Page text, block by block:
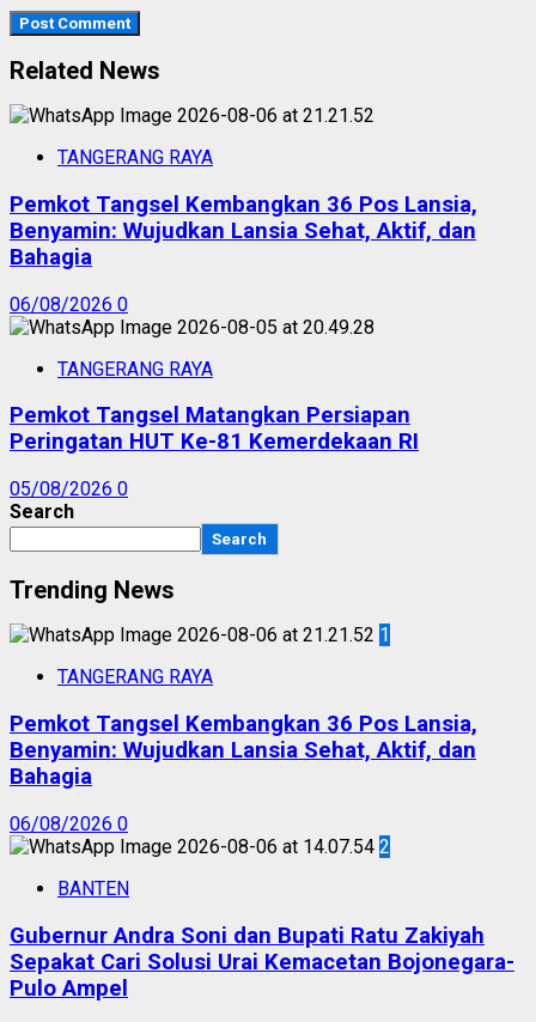
Related News
TANGERANG RAYA
Pemkot Tangsel Kembangkan 36 Pos Lansia,
Benyamin: Wujudkan Lansia Sehat, Aktif, dan
Bahagia
06/08/2026 0
TANGERANG RAYA
Pemkot Tangsel Matangkan Persiapan
Peringatan HUT Ke-81 Kemerdekaan RI
05/08/2026 0
Search
Search
Trending News
1
TANGERANG RAYA
Pemkot Tangsel Kembangkan 36 Pos Lansia,
Benyamin: Wujudkan Lansia Sehat, Aktif, dan
Bahagia
06/08/2026 0
2
BANTEN
Gubernur Andra Soni dan Bupati Ratu Zakiyah
Sepakat Cari Solusi Urai Kemacetan Bojonegara-
Pulo Ampel